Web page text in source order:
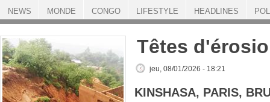
ACCUEIL
Têtes
jeu, 08/01/2026 - 18:21
KINSHASA, PARIS,
NEWS MONDE CONGO LIFESTYLE HEADLINES